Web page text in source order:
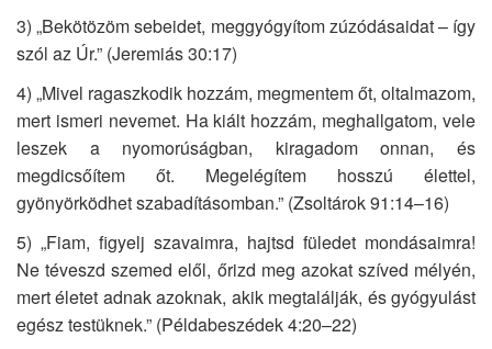
3) „Bekötözöm sebeidet, meggyógyítom zúzódásaidat – így
szól az Úr.” (Jeremiás 30:17)
4) „Mivel ragaszkodik hozzám, megmentem őt, oltalmazom,
mert ismeri nevemet. Ha kiált hozzám, meghallgatom, vele
leszek a nyomorúságban, kiragadom onnan, és
megdicsőítem őt. Megelégítem hosszú élettel,
gyönyörködhet szabadításomban.” (Zsoltárok 91:14–16)
5) „Fiam, figyelj szavaimra, hajtsd füledet mondásaimra!
Ne téveszd szemed elől, őrizd meg azokat szíved mélyén,
mert életet adnak azoknak, akik megtalálják, és gyógyulást
egész testüknek.” (Példabeszédek 4:20–22)